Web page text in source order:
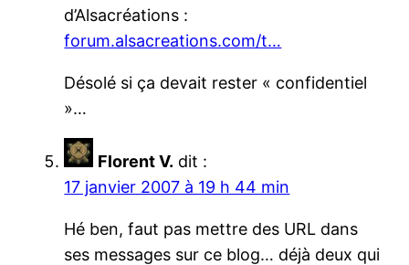
d’Alsacréations :
forum.alsacreations.com/t…
Désolé si ça devait rester « confidentiel
»…
Florent V. dit :
17 janvier 2007 à 19 h 44 min
Hé ben, faut pas mettre des URL dans
ses messages sur ce blog… déjà deux qui